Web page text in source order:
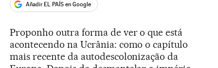
Añadir EL PAÍS en Google
Proponho outra forma de ver o que está
acontecendo na Ucrânia: como o capítulo
mais recente da autodescolonização da